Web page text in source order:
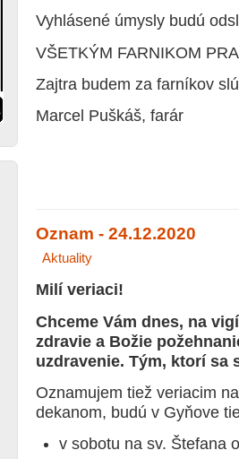
Vyhlásené úmysly budú
VŠETKÝM FARNIKOM
Zajtra budem za farníkov
Marcel Puškáš, farár
Oznam - 24.12.2020
Aktuality
Milí veriaci!
Chceme Vám dnes, na
zdravie a Božie
uzdravenie. Tým, ktorí
Oznamujem tiež veriacim
dekanom, budú v Gyňove
v sobotu na sv. Štefana